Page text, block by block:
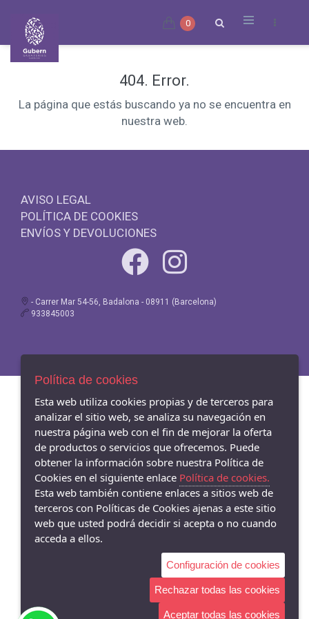
0
404. Error.
La página que estás buscando ya no se encuentra en
nuestra web.
AVISO LEGAL
POLÍTICA DE COOKIES
ENVÍOS Y DEVOLUCIONES
- Carrer Mar 54-56, Badalona - 08911 (Barcelona)
933845003
Política de cookies
Esta web utiliza cookies propias y de terceros para
analizar el sitio web, se analiza su navegación en
nuestra página web con el fin de mejorar la oferta
de productos o servicios que ofrecemos. Puede
obtener la información sobre nuestra Política de
Cookies en el siguiente enlace Política de cookies.
Esta web también contiene enlaces a sitios web de
terceros con Políticas de Cookies ajenas a este sitio
web que usted podrá decidir si acepta o no cuando
acceda a ellos.
Configuración de cookies
Rechazar todas las cookies
Aceptar todas las cookies